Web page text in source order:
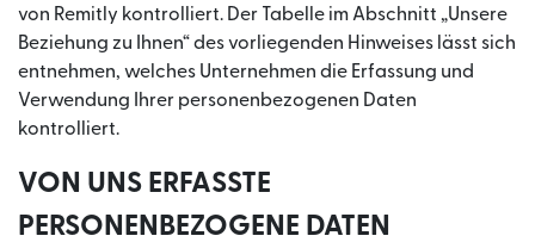
von Remitly kontrolliert. Der Tabelle im Abschnitt „Unsere
Beziehung zu Ihnen“ des vorliegenden Hinweises lässt sich
entnehmen, welches Unternehmen die Erfassung und
Verwendung Ihrer personenbezogenen Daten
kontrolliert.
VON UNS ERFASSTE
PERSONENBEZOGENE DATEN